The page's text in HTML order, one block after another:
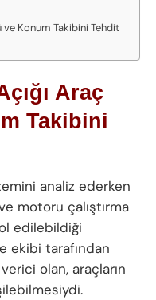
ve Konum Takibini Tehdit
Araç
Takibini
analiz ederken
motoru çalıştırma
edilebildiği
ekibi tarafından
olan, araçların